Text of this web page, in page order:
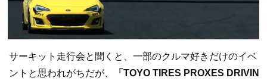
サーキット走行会と聞くと、一部のクルマ好きだけのイベ
ントと思われがちだが、
「TOYO TIRES PROXES DRIVIN